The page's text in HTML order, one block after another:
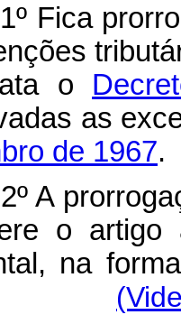
Fica
o
as
de 1967.
A
o artigo
na